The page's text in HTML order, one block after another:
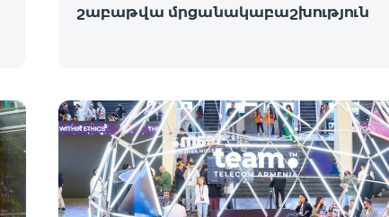
շաբաթվա մրցանակաբաշխություն